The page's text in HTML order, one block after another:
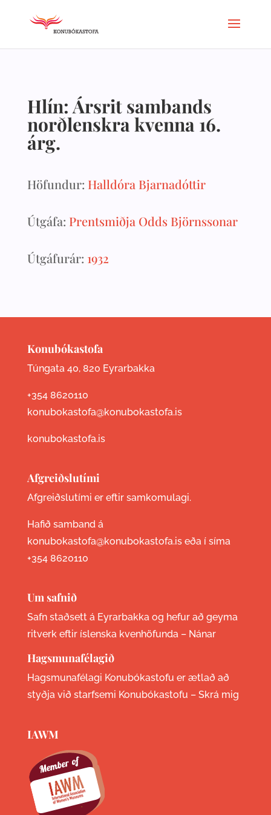
Hlín: Ársrit sambands
norðlenskra kvenna 16.
árg.
Höfundur: Halldóra Bjarnadóttir
Útgáfa: Prentsmiðja Odds Björnssonar
Útgáfurár: 1932
Konubókastofa
Túngata 40, 820 Eyrarbakka
+354 8620110
konubokastofa@konubokastofa.is
konubokastofa.is
Afgreiðslutími
Afgreiðslutími er eftir samkomulagi.
Hafið samband á
konubokastofa@konubokastofa.is eða í síma
+354 8620110
Um safnið
Safn staðsett á Eyrarbakka og hefur að geyma
ritverk eftir íslenska kvenhöfunda – Nánar
Hagsmunafélagið
Hagsmunafélagi Konubókastofu er ætlað að
styðja við starfsemi Konubókastofu – Skrá mig
IAWM